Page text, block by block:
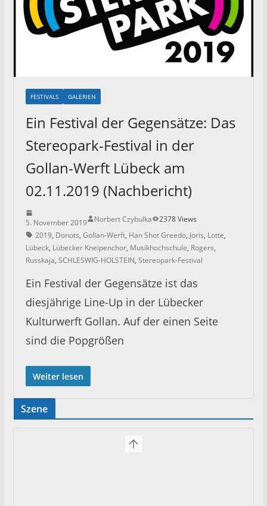
FESTIVALS GALERIEN
Ein Festival der Gegensätze: Das
Stereopark-Festival in der
Gollan-Werft Lübeck am
02.11.2019 (Nachbericht)
5. November 2019 Norbert Czybulka
2378 Views
2019, Donots, Gollan-Werft, Han Shot Greedo, Joris, Lotte,
Lübeck, Lübecker Kneipenchor, Musikhochschule, Rogers,
Russkaja, SCHLESWIG-HOLSTEIN, Stereopark-Festival
Ein Festival der Gegensätze ist das
diesjährige Line-Up in der Lübecker
Kulturwerft Gollan. Auf der einen Seite
sind die Popgrößen
Weiter lesen
Szene